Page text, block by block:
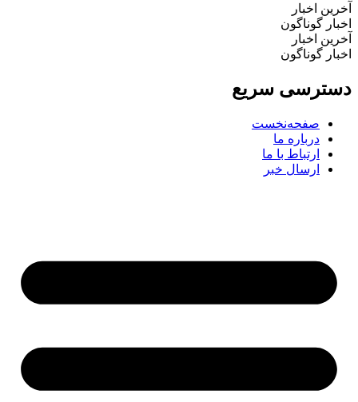
آخرین اخبار
اخبار گوناگون
آخرین اخبار
اخبار گوناگون
دسترسی سریع
صفحه‌نخست
درباره ما
ارتباط با ما
ارسال خبر